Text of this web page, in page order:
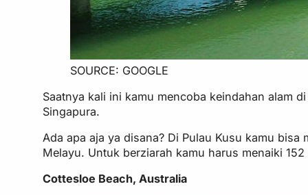
SOURCE: GOOGLE
Saatnya kali ini kamu mencoba keindahan alam
Singapura.
Ada apa aja ya disana? Di Pulau Kusu kamu
Melayu. Untuk berziarah kamu harus menaiki
Cottesloe Beach, Australia